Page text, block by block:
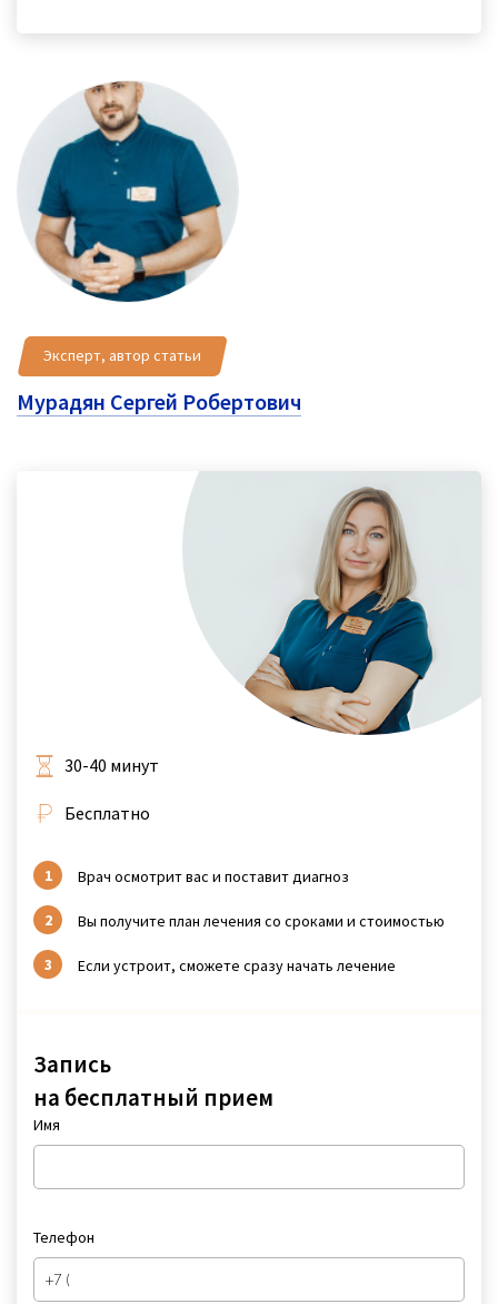
Эксперт, автор статьи
Мурадян Сергей Робертович
Запись
на бесплатный прием
Имя
Телефон
30-40 минут
Бесплатно
Врач осмотрит вас и поставит диагноз
Вы получите план лечения со сроками и стоимостью
Если устроит, сможете сразу начать лечение